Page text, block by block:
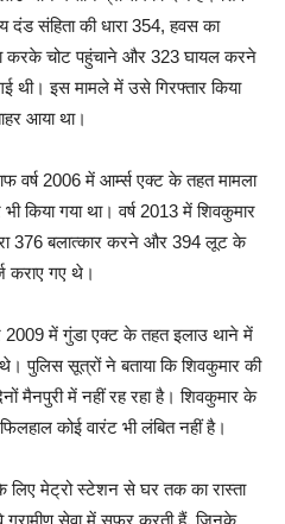
दंड संहिता की धारा 354, हवस का
करके चोट पहुंचाने और 323 घायल करने
थी। इस मामले में उसे गिरफ्तार किया
आया था।
वर्ष 2006 में आर्म्स एक्ट के तहत मामला
किया गया था। वर्ष 2013 में शिवकुमार
376 बलात्कार करने और 394 लूट के
कराए गए थे।
में गुंडा एक्ट के तहत इलाउ थाने में
पुलिस सूत्रों ने बताया कि शिवकुमार की
मैनपुरी में नहीं रह रहा है। शिवकुमार के
कोई वारंट भी लंबित नहीं है।
मेट्रो स्टेशन से घर तक का रास्ता
ग्रामीण सेवा में सफर करती हैं, जिनके